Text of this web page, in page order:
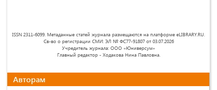
ISSN 2311-6099. Метаданные статей журнала размещаются на платформе eLIBRARY.RU.
Св-во о регистрации СМИ: ЭЛ № ФС77-91807 от 03.07.2026
Учредитель журнала: ООО «Юниверсум»
Главный редактор - Ходакова Нина Павловна.
Авторам